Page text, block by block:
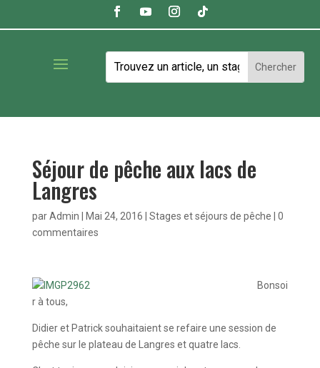
Séjour de pêche aux lacs de
Langres
parAdmin Mai 24, 2016 Stages et séjours de pêche
0
commentaires
Bonsoi
r à tous,
Didier et Patrick souhaitaient se refaire une session de
pêche sur le plateau de Langres et quatre lacs.